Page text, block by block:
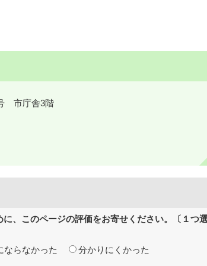
市庁舎3階
、このページの評価をお寄せください。〔１つ
ならなかった 分かりにくかった